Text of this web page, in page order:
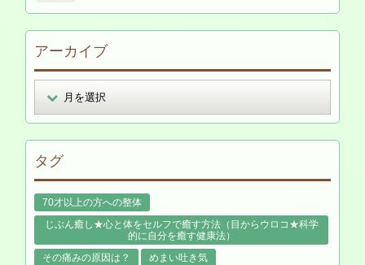
アーカイブ
タグ
70才以上の方への整体
じぶん癒し★心と体をセルフで癒す方法（目からウロコ★科学
的に自分を癒す健康法）
その痛みの原因は？
めまい吐き気